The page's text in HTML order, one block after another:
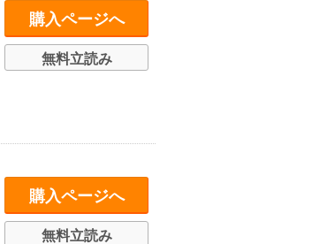
購入ページへ
無料立読み
森まゆみ 甘糟りり子
購入ページへ
無料立読み